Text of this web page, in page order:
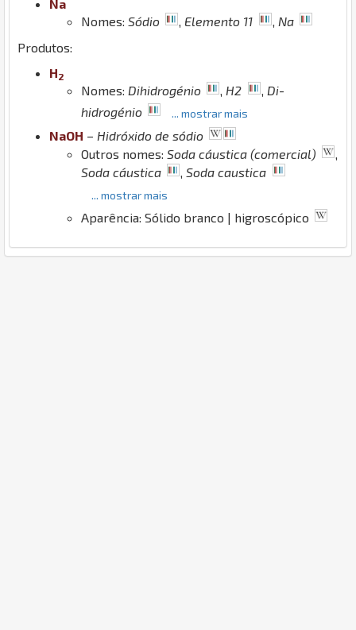
Na
Nomes: Sódio , Elemento 11 , Na
Produtos:
H2
Nomes: Dihidrogénio , H2 , Di-
hidrogénio
... mostrar mais
NaOH – Hidróxido de sódio
Outros nomes: Soda cáustica (comercial)
,
Soda cáustica
, Soda caustica
... mostrar mais
Aparência: Sólido branco | higroscópico